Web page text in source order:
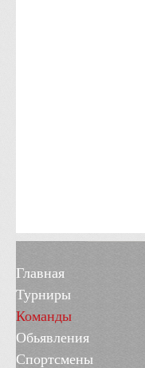
Главная
Турниры
Команды
Обьявления
Спортсмены